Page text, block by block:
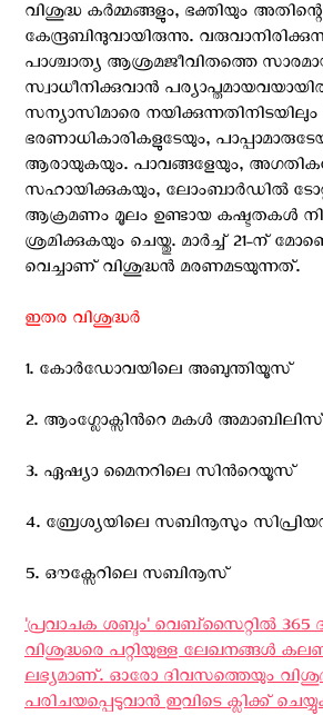
വിശുദ്ധ കര്‍മ്മങ്ങളും, ഭക്തിയും അതിന്റെ
കേന്ദ്രബിന്ദുവായിരുന്നു.
പാശ്ചാത്യ ആശ്രമജീവിതത്തെ
സ്വാധീനിക്കുവാന്‍
സന്യാസിമാരെ
ഭരണാധികാരികളുടേയും,
ആരായുകയും. പാവങ്ങളേയും,
സഹായിക്കുകയും, ലോംബാര്‍ഡില്‍
ആക്രമണം മൂലം ഉണ്ടായ കഷ്ടതകള്‍
ശ്രമിക്കുകയും ചെയ്തു. മാര്‍ച്ച് 21-ന്
വെച്ചാണ് വിശുദ്ധന്‍ മരണമടയുന്നത്.
ഇതര വിശുദ്ധര്‍
1. കോര്‍ഡോവയിലെ അബുന്തിയൂസ്
2. ആംഗ്ലോക്സിന്‍റെ മകള്‍ അമാബിലിസ്
3. ഏഷ്യാ മൈനറിലെ സിന്‍റെയൂസ്
4. ബ്രേശ്യയിലെ സബിനൂസും
5. ഔക്സേറിലെ സബിനൂസ്
'പ്രവാചക ശബ്ദം' വെബ്സൈറ്റില്‍ 365
വിശുദ്ധരെ പറ്റിയുള്ള ലേഖനങ്ങള്‍
ലഭ്യമാണ്. ഓരോ ദിവസത്തെയും
പരിചയപ്പെടുവാന്‍ ഇവിടെ ക്ലിക്ക്